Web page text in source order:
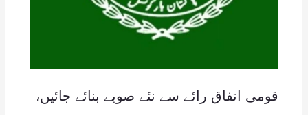
قومی اتفاق رائے سے نئے صوبے بنائے جائیں،